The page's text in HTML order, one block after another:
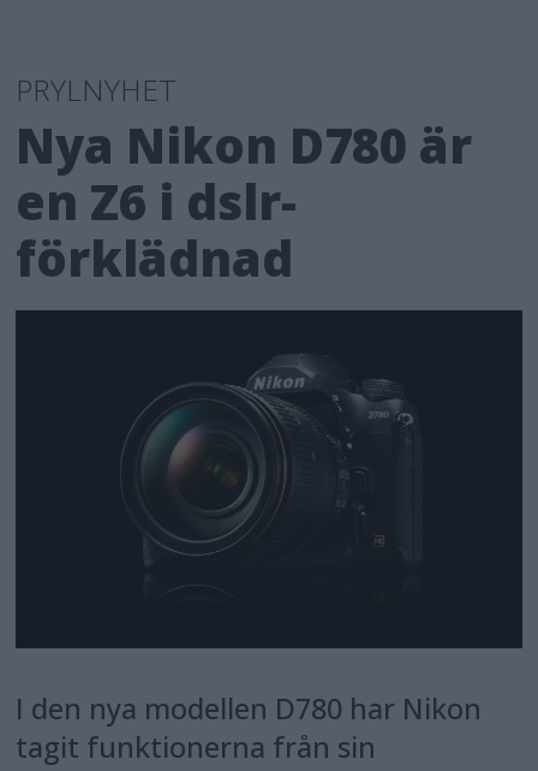
PRYLNYHET
Nya Nikon D780 är
en Z6 i dslr-
förklädnad
I den nya modellen D780 har Nikon
tagit funktionerna från sin